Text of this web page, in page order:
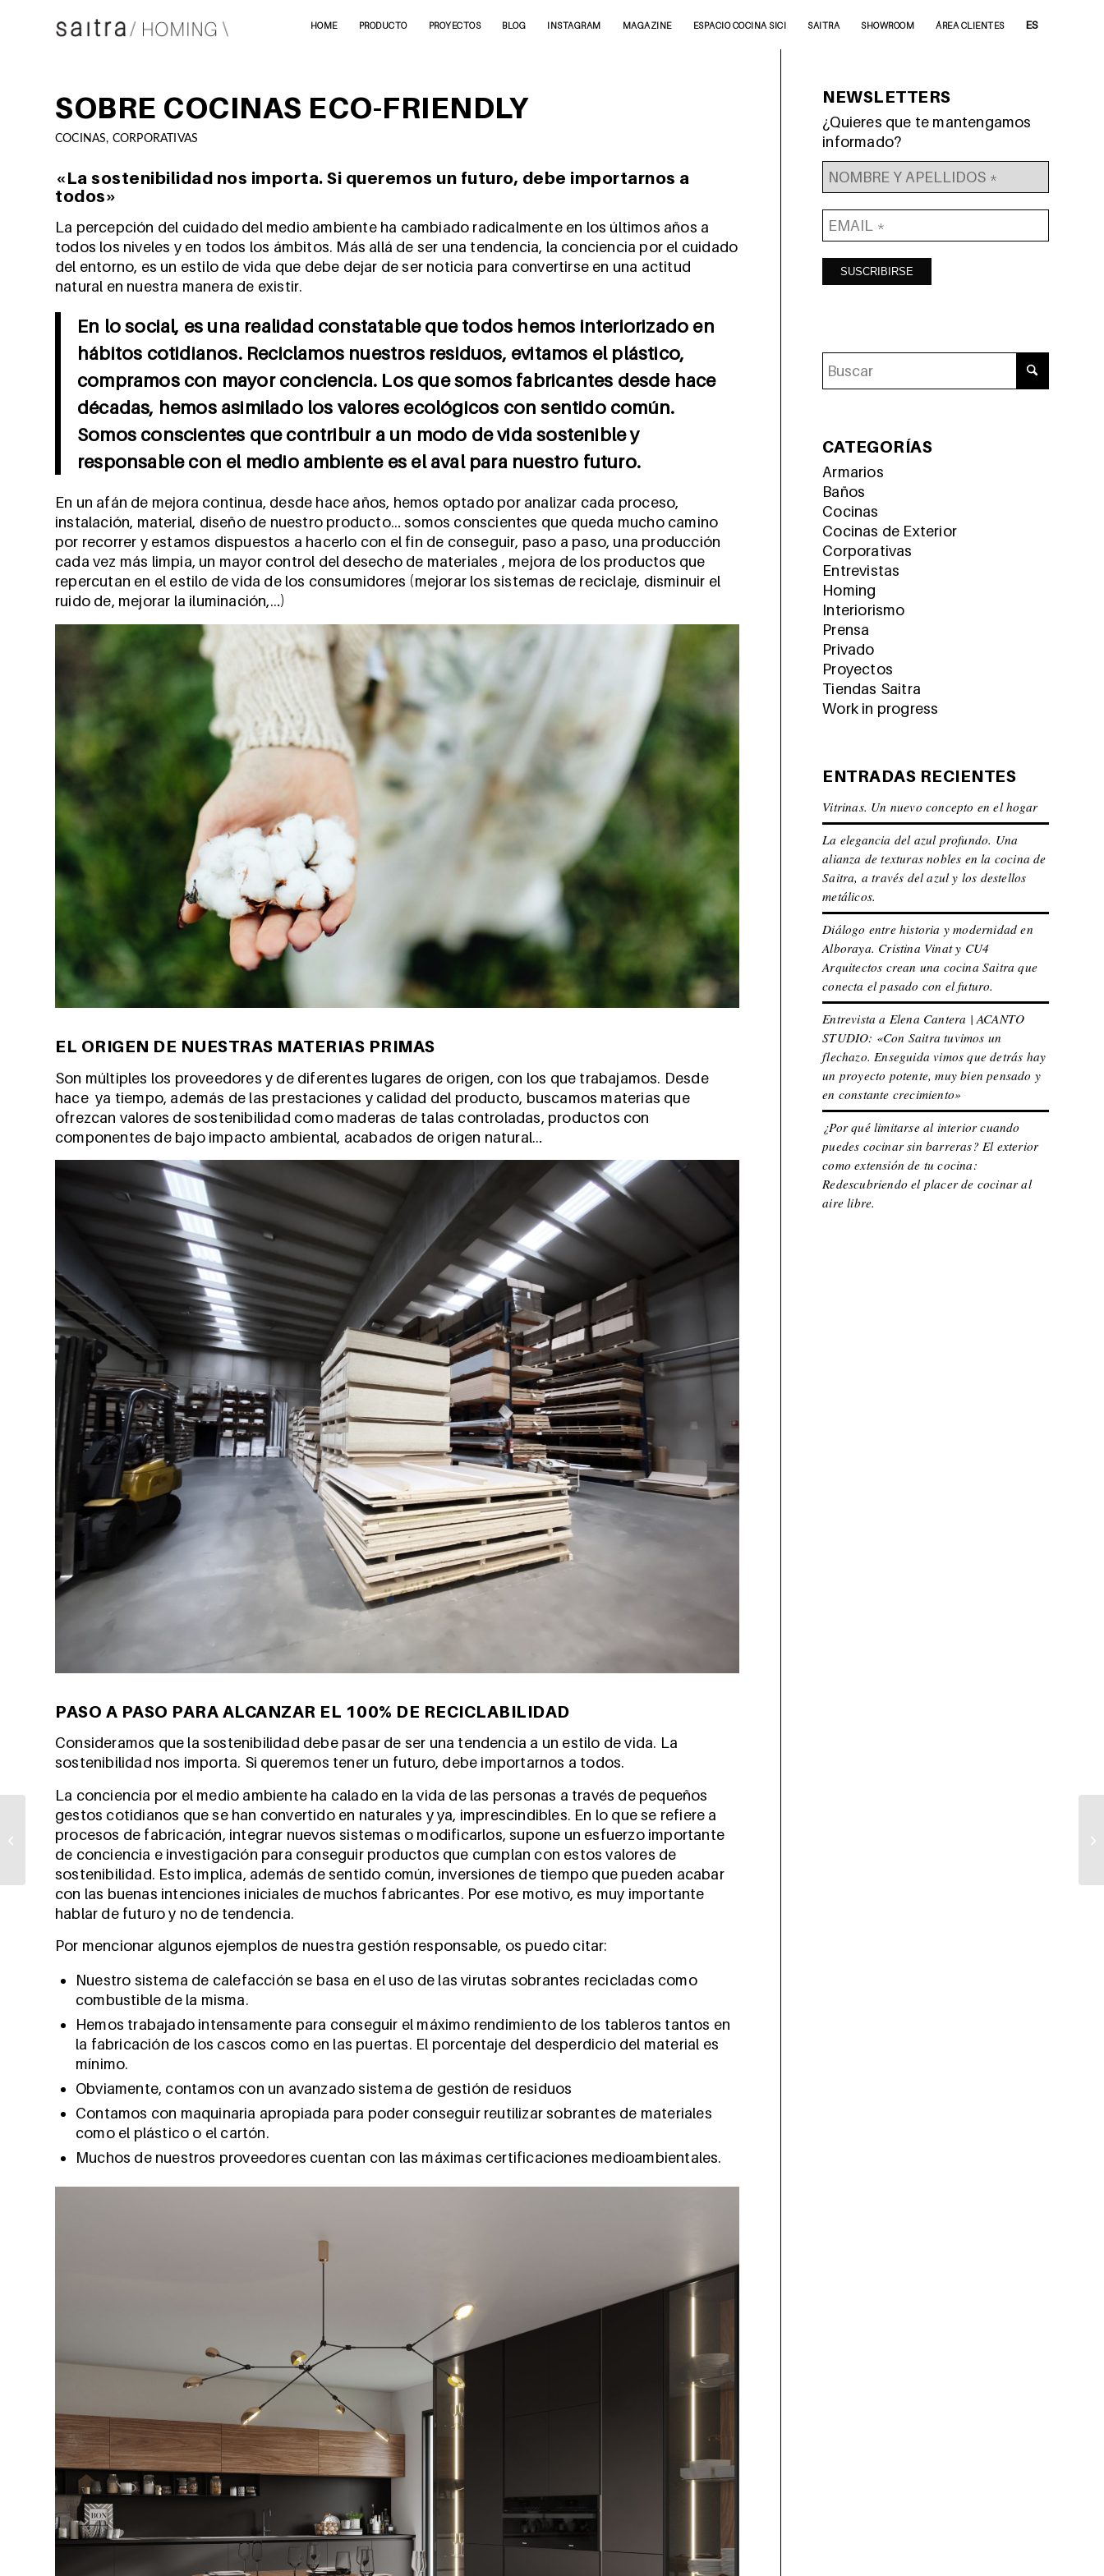
HOME PRODUCTO PROYECTOS BLOG INSTAGRAM MAGAZINE ESPACIO COCINA SICI SAITRA SHOWROOM ÁREA CLIENTES ES
SOBRE COCINAS ECO-FRIENDLY
COCINAS, CORPORATIVAS
«La sostenibilidad nos importa. Si queremos un futuro, debe importarnos a
todos»
La percepción del cuidado del medio ambiente ha cambiado radicalmente en los últimos años a
todos los niveles y en todos los ámbitos. Más allá de ser una tendencia, la conciencia por el cuidado
del entorno, es un estilo de vida que debe dejar de ser noticia para convertirse en una actitud
natural en nuestra manera de existir.
En lo social, es una realidad constatable que todos hemos interiorizado en
hábitos cotidianos. Reciclamos nuestros residuos, evitamos el plástico,
compramos con mayor conciencia. Los que somos fabricantes desde hace
décadas, hemos asimilado los valores ecológicos con sentido común.
Somos conscientes que contribuir a un modo de vida sostenible y
responsable con el medio ambiente es el aval para nuestro futuro.
En un afán de mejora continua, desde hace años, hemos optado por analizar cada proceso,
instalación, material, diseño de nuestro producto… somos conscientes que queda mucho camino
por recorrer y estamos dispuestos a hacerlo con el fin de conseguir, paso a paso, una producción
cada vez más limpia, un mayor control del desecho de materiales , mejora de los productos que
repercutan en el estilo de vida de los consumidores (mejorar los sistemas de reciclaje, disminuir el
ruido de, mejorar la iluminación,…)
EL ORIGEN DE NUESTRAS MATERIAS PRIMAS
Son múltiples los proveedores y de diferentes lugares de origen, con los que trabajamos. Desde
hace ya tiempo, además de las prestaciones y calidad del producto, buscamos materias que
ofrezcan valores de sostenibilidad como maderas de talas controladas, productos con
componentes de bajo impacto ambiental, acabados de origen natural…
PASO A PASO PARA ALCANZAR EL 100% DE RECICLABILIDAD
Consideramos que la sostenibilidad debe pasar de ser una tendencia a un estilo de vida. La
sostenibilidad nos importa. Si queremos tener un futuro, debe importarnos a todos.
La conciencia por el medio ambiente ha calado en la vida de las personas a través de pequeños
gestos cotidianos que se han convertido en naturales y ya, imprescindibles. En lo que se refiere a
procesos de fabricación, integrar nuevos sistemas o modificarlos, supone un esfuerzo importante
de conciencia e investigación para conseguir productos que cumplan con estos valores de
sostenibilidad. Esto implica, además de sentido común, inversiones de tiempo que pueden acabar
con las buenas intenciones iniciales de muchos fabricantes. Por ese motivo, es muy importante
hablar de futuro y no de tendencia.
Por mencionar algunos ejemplos de nuestra gestión responsable, os puedo citar:
Nuestro sistema de calefacción se basa en el uso de las virutas sobrantes recicladas como
combustible de la misma.
Hemos trabajado intensamente para conseguir el máximo rendimiento de los tableros tantos en
la fabricación de los cascos como en las puertas. El porcentaje del desperdicio del material es
mínimo.
Obviamente, contamos con un avanzado sistema de gestión de residuos
Contamos con maquinaria apropiada para poder conseguir reutilizar sobrantes de materiales
como el plástico o el cartón.
Muchos de nuestros proveedores cuentan con las máximas certificaciones medioambientales.
NEWSLETTERS
¿Quieres que te mantengamos
informado?
CATEGORÍAS
Armarios
Baños
Cocinas
Cocinas de Exterior
Corporativas
Entrevistas
Homing
Interiorismo
Prensa
Privado
Proyectos
Tiendas Saitra
Work in progress
ENTRADAS RECIENTES
Vitrinas. Un nuevo concepto en el hogar
La elegancia del azul profundo. Una
alianza de texturas nobles en la cocina de
Saitra, a través del azul y los destellos
metálicos.
Diálogo entre historia y modernidad en
Alboraya. Cristina Vinat y CU4
Arquitectos crean una cocina Saitra que
conecta el pasado con el futuro.
Entrevista a Elena Cantera | ACANTO
STUDIO: «Con Saitra tuvimos un
flechazo. Enseguida vimos que detrás hay
un proyecto potente, muy bien pensado y
en constante crecimiento»
¿Por qué limitarse al interior cuando
puedes cocinar sin barreras? El exterior
como extensión de tu cocina:
Redescubriendo el placer de cocinar al
aire libre.
IMCB ilustra las
cocinas abiertas al
salón con el modelo